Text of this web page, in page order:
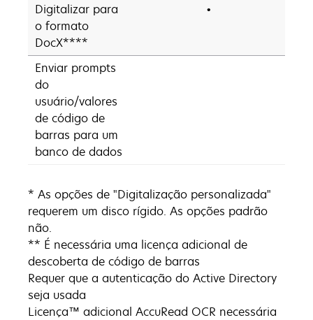
Digitalizar para
o formato
DocX****
•
Enviar prompts
do
usuário/valores
de código de
barras para um
banco de dados
* As opções de "Digitalização personalizada"
requerem um disco rígido. As opções padrão
não.
** É necessária uma licença adicional de
descoberta de código de barras
Requer que a autenticação do Active Directory
seja usada
Licença™ adicional AccuRead OCR necessária